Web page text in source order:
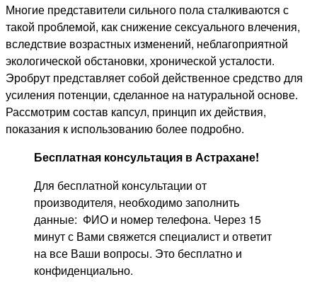
Многие представители сильного пола сталкиваются с
такой проблемой, как снижение сексуального влечения,
вследствие возрастных изменений, неблагоприятной
экологической обстановки, хронической усталости.
Эробрут представляет собой действенное средство для
усиления потенции, сделанное на натуральной основе.
Рассмотрим состав капсул, принцип их действия,
показания к использованию более подробно.
Бесплатная консультация в Астрахане!
Для бесплатной консультации от
производителя, необходимо заполнить
данные: ФИО и номер телефона. Через 15
минут с Вами свяжется специалист и ответит
на все Ваши вопросы. Это бесплатно и
конфиденциально.